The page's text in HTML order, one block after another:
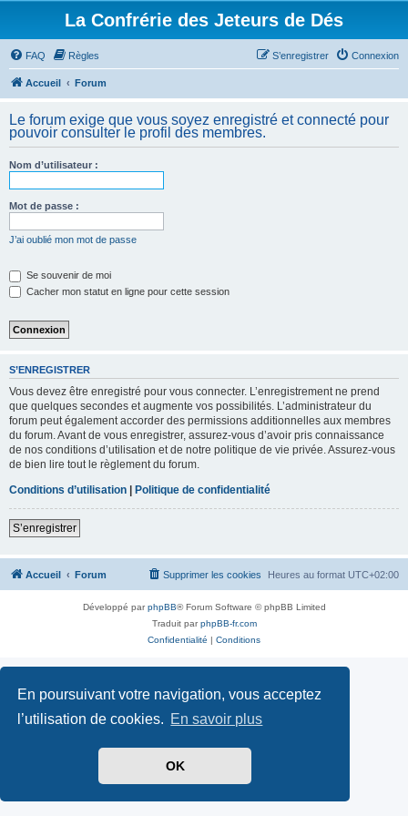
En poursuivant votre navigation, vous acceptez
l’utilisation de cookies. En savoir plus
OK
La Confrérie des Jeteurs de Dés
FAQ Règles Connexion
S’enregistrer
Accueil Forum
Le forum exige que vous soyez enregistré et connecté pour
pouvoir consulter le profil des membres.
Nom d’utilisateur :
Mot de passe :
J’ai oublié mon mot de passe
Se souvenir de moi
Cacher mon statut en ligne pour cette session
S’ENREGISTRER
Vous devez être enregistré pour vous connecter. L’enregistrement ne prend
que quelques secondes et augmente vos possibilités. L’administrateur du
forum peut également accorder des permissions additionnelles aux membres
du forum. Avant de vous enregistrer, assurez-vous d’avoir pris connaissance
de nos conditions d’utilisation et de notre politique de vie privée. Assurez-vous
de bien lire tout le règlement du forum.
Conditions d’utilisation | Politique de confidentialité
S’enregistrer
Accueil Forum Heures au format UTC+02:00
Supprimer les cookies
Développé parphpBB® Forum Software © phpBB Limited
Traduit parphpBB-fr.com
Confidentialité | Conditions